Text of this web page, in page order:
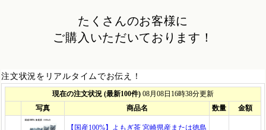
たくさんのお客様に
ご購入いただいております！
注文状況をリアルタイムでお伝え！